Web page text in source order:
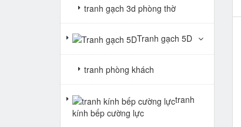
tranh gạch 3d phòng thờ
Tranh gạch 5D
tranh phòng khách
tranh
kính bếp cường lực